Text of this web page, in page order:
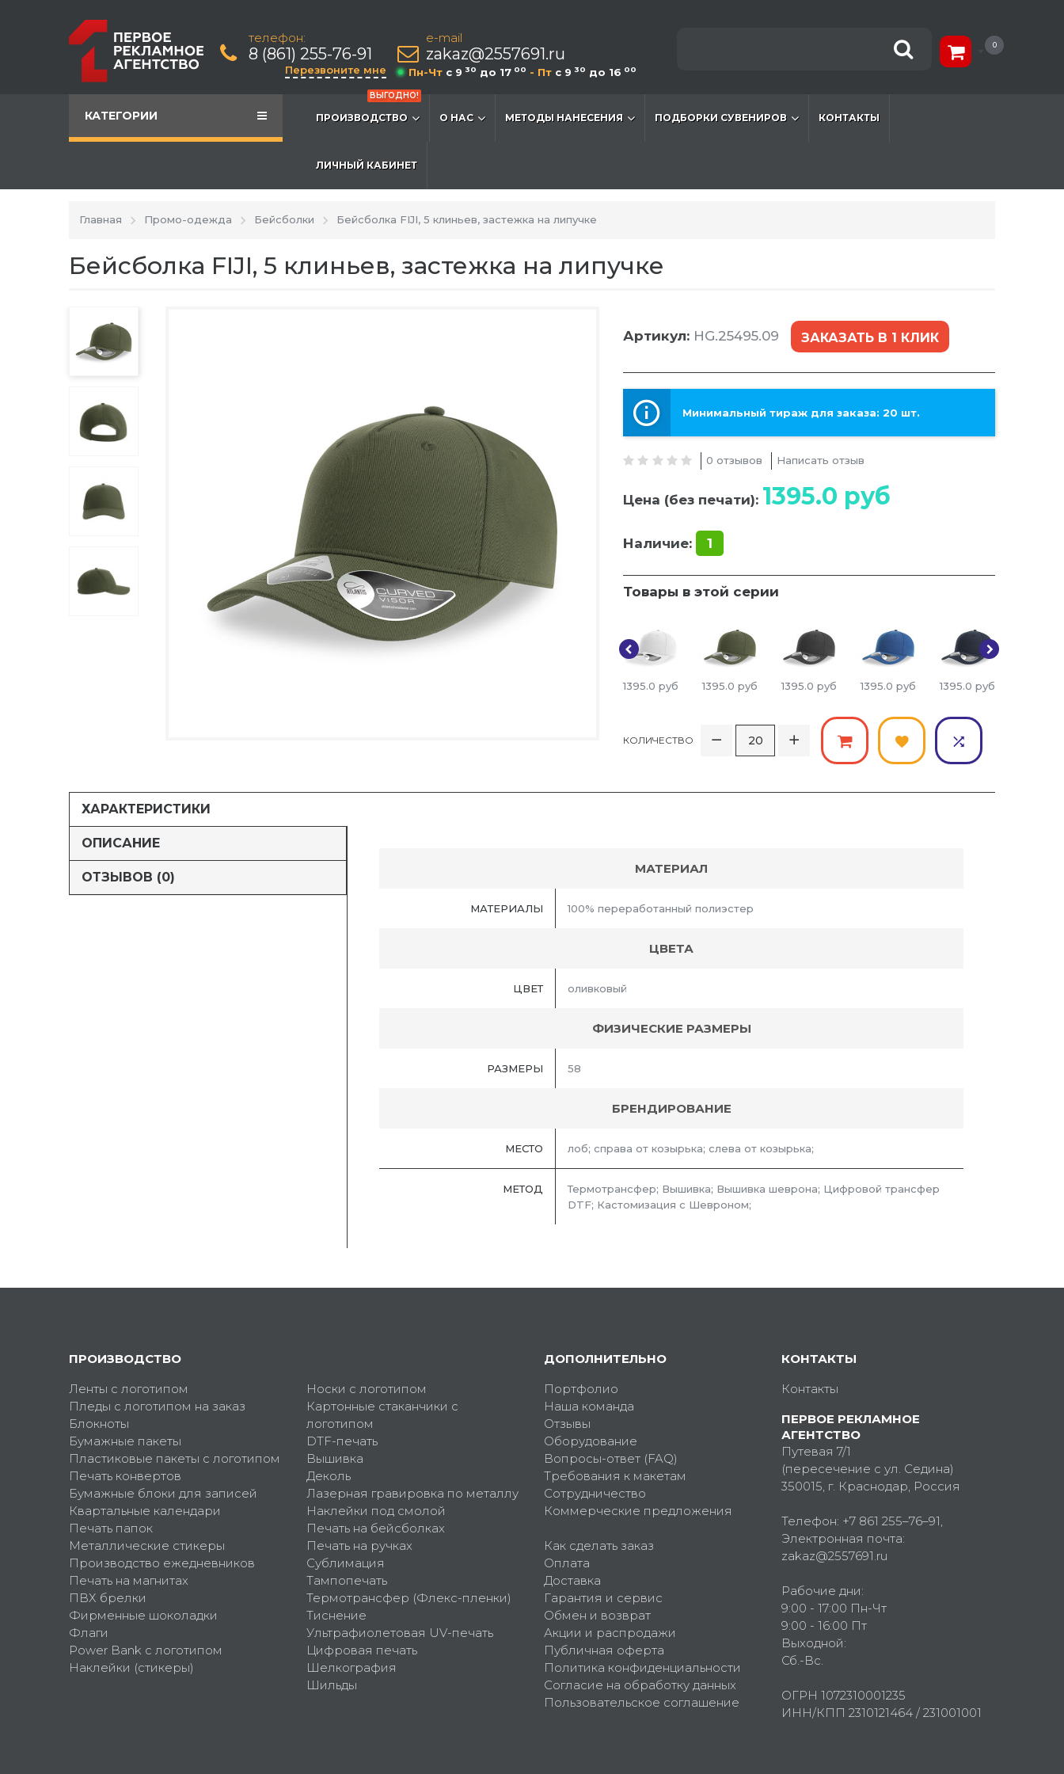
телефон:
8 (861) 255-76-91
Перезвоните мне
e-mail
zakaz@2557691.ru
Пн-Чт c 9 30 до 17 00 - Пт c 9 30 до 16 00
0
КАТЕГОРИИ
ВЫГОДНО!
ПРОИЗВОДСТВО О НАС МЕТОДЫ НАНЕСЕНИЯ ПОДБОРКИ СУВЕНИРОВ КОНТАКТЫ
ЛИЧНЫЙ КАБИНЕТ
Главная Промо-одежда Бейсболки Бейсболка FIJI, 5 клиньев, застежка на липучке
Бейсболка FIJI, 5 клиньев, застежка на липучке
Артикул: HG.25495.09 ЗАКАЗАТЬ В 1 КЛИК
Минимальный тираж для заказа: 20 шт.
0 отзывов Написать отзыв
Цена (без печати): 1395.0 руб
Наличие: 1
Товары в этой серии
1395.0 руб 1395.0 руб 1395.0 руб 1395.0 руб 1395.0 руб
КОЛИЧЕСТВО
ХАРАКТЕРИСТИКИ
ОПИСАНИЕ
ОТЗЫВОВ (0)
МАТЕРИАЛ
МАТЕРИАЛЫ 100% переработанный полиэстер
ЦВЕТА
ЦВЕТ оливковый
ФИЗИЧЕСКИЕ РАЗМЕРЫ
РАЗМЕРЫ 58
БРЕНДИРОВАНИЕ
МЕСТО лоб; справа от козырька; слева от козырька;
МЕТОД
Термотрансфер; Вышивка; Вышивка шеврона; Цифровой трансфер
DTF; Кастомизация с Шевроном;
ПРОИЗВОДСТВО
Ленты с логотипом
Пледы с логотипом на заказ
Блокноты
Бумажные пакеты
Пластиковые пакеты с логотипом
Печать конвертов
Бумажные блоки для записей
Квартальные календари
Печать папок
Металлические стикеры
Производство ежедневников
Печать на магнитах
ПВХ брелки
Фирменные шоколадки
Флаги
Power Bank с логотипом
Наклейки (стикеры)
Носки с логотипом
Картонные стаканчики с
логотипом
DTF-печать
Вышивка
Деколь
Лазерная гравировка по металлу
Наклейки под смолой
Печать на бейсболках
Печать на ручках
Сублимация
Тампопечать
Термотрансфер (Флекс-пленки)
Тиснение
Ультрафиолетовая UV-печать
Цифровая печать
Шелкография
Шильды
ДОПОЛНИТЕЛЬНО
Портфолио
Наша команда
Отзывы
Оборудование
Вопросы-ответ (FAQ)
Требования к макетам
Сотрудничество
Коммерческие предложения
Как сделать заказ
Оплата
Доставка
Гарантия и сервис
Обмен и возврат
Акции и распродажи
Публичная оферта
Политика конфиденциальности
Согласие на обработку данных
Пользовательское соглашение
КОНТАКТЫ
Контакты
ПЕРВОЕ РЕКЛАМНОЕ
АГЕНТСТВО
Путевая 7/1
(пересечение с ул. Седина)
350015, г. Краснодар, Россия
Телефон: +7 861 255–76–91,
Электронная почта:
zakaz@2557691.ru
Рабочие дни:
9:00 - 17:00 Пн-Чт
9:00 - 16:00 Пт
Выходной:
Сб.-Вс.
ОГРН 1072310001235
ИНН/КПП 2310121464 / 231001001